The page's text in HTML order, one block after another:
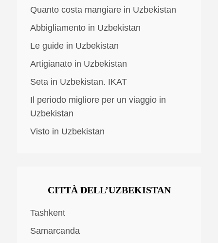
Quanto costa mangiare in Uzbekistan
Abbigliamento in Uzbekistan
Le guide in Uzbekistan
Artigianato in Uzbekistan
Seta in Uzbekistan. IKAT
Il periodo migliore per un viaggio in
Uzbekistan
Visto in Uzbekistan
CITTÀ DELL’UZBEKISTAN
Tashkent
Samarcanda